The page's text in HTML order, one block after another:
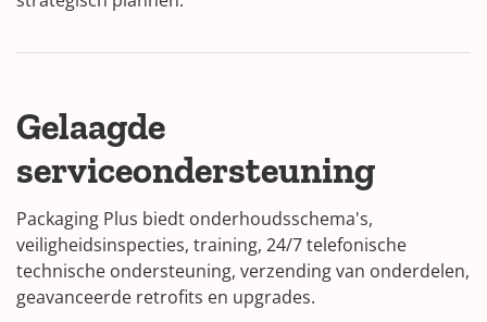
Gelaagde
serviceondersteuning
Packaging Plus biedt onderhoudsschema's,
veiligheidsinspecties, training, 24/7 telefonische
technische ondersteuning, verzending van onderdelen,
geavanceerde retrofits en upgrades.